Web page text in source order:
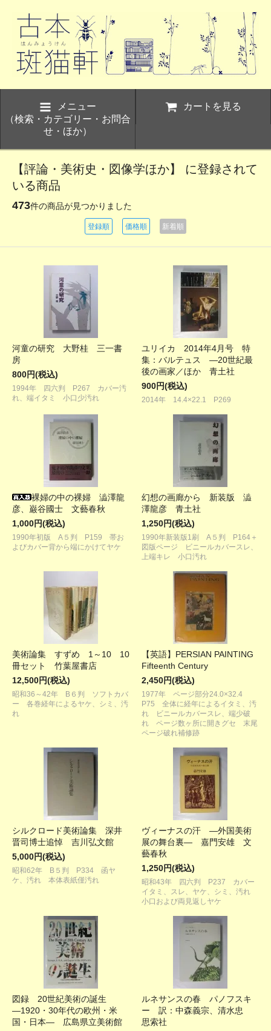
メニュー
（検索・カテゴリー・お問合
せ・ほか）
カートを見る
【評論・美術史・図像学ほか】 に登録されて
いる商品
473件の商品が見つかりました
登録順 価格順 新着順
河童の研究 大野桂 三一書
房
800円(税込)
1994年 四六判 P267 カバー汚
れ、端イタミ 小口少汚れ
ユリイカ 2014年4月号 特
集：バルテュス ―20世紀最
後の画家／ほか 青土社
900円(税込)
2014年 14.4×22.1 P269
裸婦の中の裸婦 澁澤龍
彦、巌谷國士 文藝春秋
1,000円(税込)
1990年初版 A５判 P159 帯お
よびカバー背から端にかけてヤケ
幻想の画廊から 新装版 澁
澤龍彦 青土社
1,250円(税込)
1990年新装版1刷 A５判 P164＋
図版ページ ビニールカバースレ、
上端キレ 小口汚れ
美術論集 すずめ 1～10 10
冊セット 竹葉屋書店
12,500円(税込)
昭和36～42年 B６判 ソフトカバ
ー 各巻経年によるヤケ、シミ、汚
れ
【英語】PERSIAN PAINTING
Fifteenth Century
2,450円(税込)
1977年 ページ部分24.0×32.4
P75 全体に経年によるイタミ、汚
れ ビニールカバースレ、端少破
れ ページ数ヶ所に開きグセ 末尾
ページ破れ補修跡
シルクロード美術論集 深井
晋司博士追悼 吉川弘文館
5,000円(税込)
昭和62年 B５判 P334 函ヤ
ケ、汚れ 本体表紙僅汚れ
ヴィーナスの汗 ―外国美術
展の舞台裏― 嘉門安雄 文
藝春秋
1,250円(税込)
昭和43年 四六判 P237 カバー
イタミ、スレ、ヤケ、シミ、汚れ
小口および両見返しヤケ
図録 20世紀美術の誕生
―1920・30年代の欧州・米
国・日本― 広島県立美術館
ルネサンスの春 パノフスキ
ー 訳：中森義宗、清水忠
思索社